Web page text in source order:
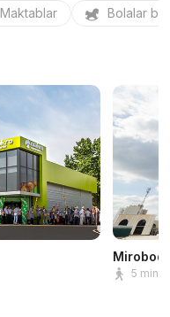
Maktablar Bolalar
Mirobod
5 min